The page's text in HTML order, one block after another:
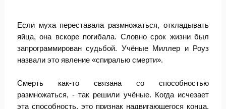
Если муха переставала размножаться, откладывать
яйца, она вскоре погибала. Словно срок жизни был
запрограммирован судьбой. Учёные Миллер и Роуз
назвали это явление «спиралью смерти».
Смерть как-то связана со способностью
размножаться, - так решили учёные. Когда исчезает
эта способность, это признак надвигающегося конца,